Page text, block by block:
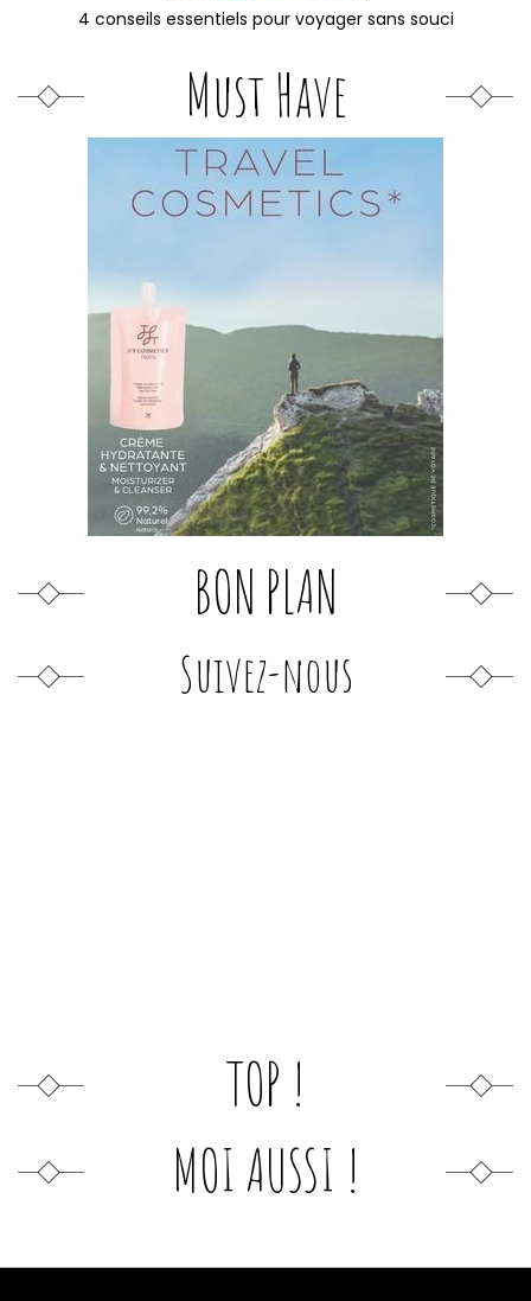
4 conseils essentiels pour voyager sans souci
Must Have
BON PLAN
Suivez-nous
TOP !
MOI AUSSI !